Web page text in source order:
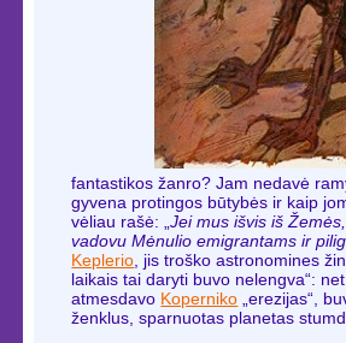
fantastikos žanro? Jam nedavė
gyvena protingos būtybės ir kaip
vėliau rašė: „Jei mus išvis iš
vadovu Mėnulio emigrantams ir
Keplerio , jis troško astronomines
laikais tai daryti buvo nelengva“:
atmesdavo Koperniko „erezijas“,
ženklus, sparnuotas planetas